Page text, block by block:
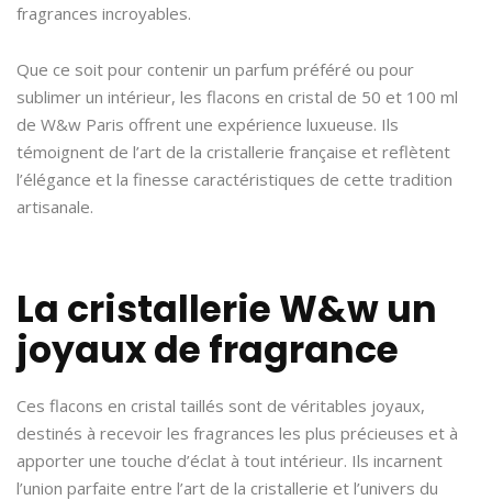
fragrances incroyables.
Que ce soit pour contenir un parfum préféré ou pour
sublimer un intérieur, les flacons en cristal de 50 et 100 ml
de W&w Paris offrent une expérience luxueuse. Ils
témoignent de l’art de la cristallerie française et reflètent
l’élégance et la finesse caractéristiques de cette tradition
artisanale.
La cristallerie W&w un
joyaux de fragrance
Ces flacons en cristal taillés sont de véritables joyaux,
destinés à recevoir les fragrances les plus précieuses et à
apporter une touche d’éclat à tout intérieur. Ils incarnent
l’union parfaite entre l’art de la cristallerie et l’univers du